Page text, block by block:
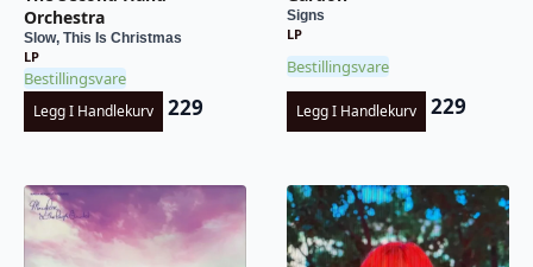
Orchestra
Slow, This Is Christmas
LP
Bestillingsvare
Legg I Handlekurv 229
Signs
LP
Bestillingsvare
Legg I Handlekurv 229